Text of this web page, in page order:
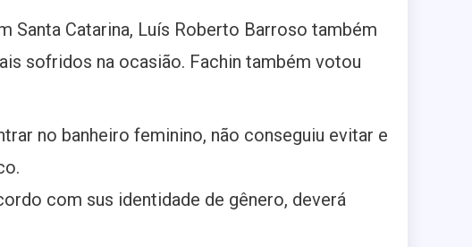
Santa Catarina, Luís Roberto Barroso também
sofridos na ocasião. Fachin também votou
no banheiro feminino, não conseguiu evitar e
com sus identidade de gênero, deverá